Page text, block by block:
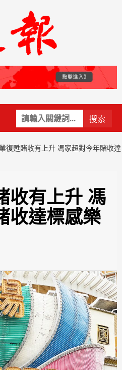
關
鍵
Primary
Menu
復甦賭收有上升 馮家超對今年賭收達
收有上升 馮
收達標感樂